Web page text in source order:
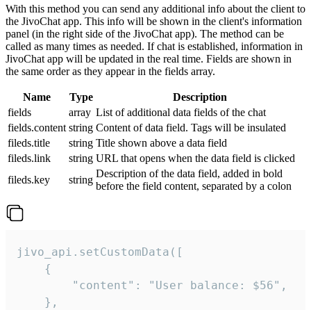
With this method you can send any additional info about the client to
the JivoChat app. This info will be shown in the client's information
panel (in the right side of the JivoChat app). The method can be
called as many times as needed. If chat is established, information in
JivoChat app will be updated in the real time. Fields are shown in
the same order as they appear in the fields array.
Name Type
Description
fields
array List of additional data fields of the chat
fields.content string Content of data field. Tags will be insulated
fileds.title
string Title shown above a data field
fileds.link
string URL that opens when the data field is clicked
fileds.key
string
Description of the data field, added in bold
before the field content, separated by a colon
jivo_api.setCustomData([
    {
        "content": "User balance: $56",
    },